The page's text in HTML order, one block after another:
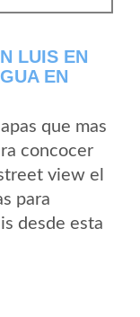
LUIS EN
EN
que mas
concocer
view el
para
desde esta